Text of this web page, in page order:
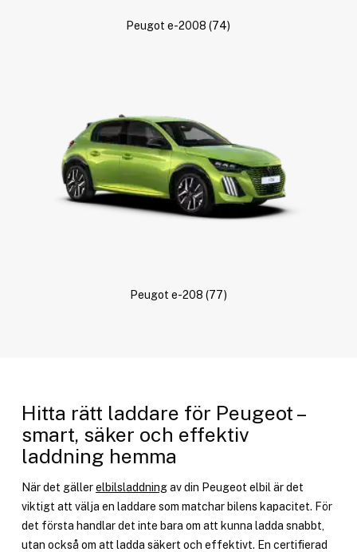
Peugot e-2008(74)
Peugot e-208 (77)
Hitta rätt laddare för Peugeot –
smart, säker och effektiv
laddning hemma
När det gällerelbilsladdningav din Peugeot elbil är det
viktigt att välja en laddare som matchar bilens kapacitet. För
det första handlar det inte bara om att kunna ladda snabbt,
utan också om att ladda säkert och effektivt. En certifierad